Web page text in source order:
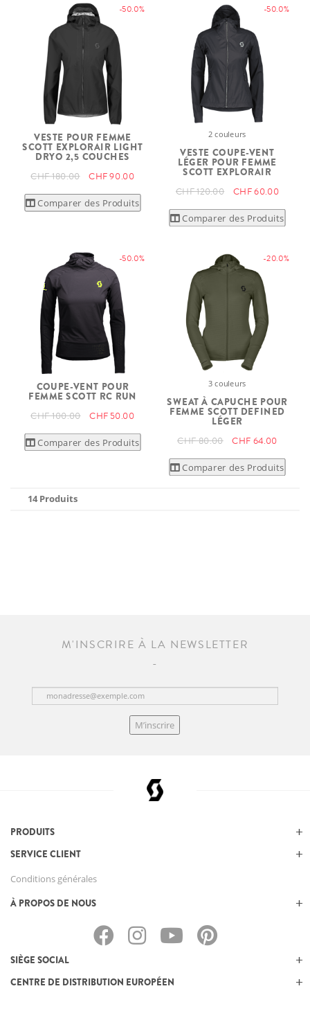
-50.0%
VESTE POUR FEMME
SCOTT EXPLORAIR LIGHT
DRYO 2,5 COUCHES
CHF 180.00 CHF 90.00
Comparer des Produits
-50.0%
2 couleurs
VESTE COUPE-VENT
LÉGER POUR FEMME
SCOTT EXPLORAIR
CHF 120.00 CHF 60.00
Comparer des Produits
-50.0%
COUPE-VENT POUR
FEMME SCOTT RC RUN
CHF 100.00 CHF 50.00
Comparer des Produits
-20.0%
3 couleurs
SWEAT À CAPUCHE POUR
FEMME SCOTT DEFINED
LÉGER
CHF 80.00 CHF 64.00
Comparer des Produits
14 Produits
M'INSCRIRE À LA NEWSLETTER
M’inscrire
PRODUITS
SERVICE CLIENT
Conditions générales
À PROPOS DE NOUS
SIÈGE SOCIAL
CENTRE DE DISTRIBUTION EUROPÉEN